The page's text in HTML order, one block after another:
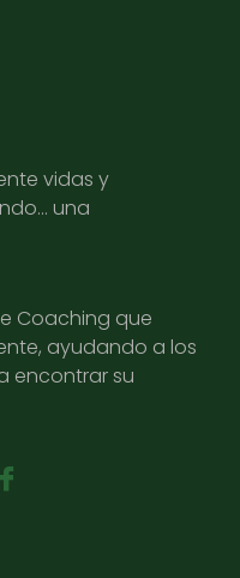
vidas y
una
Coaching que
ayudando a los
encontrar su